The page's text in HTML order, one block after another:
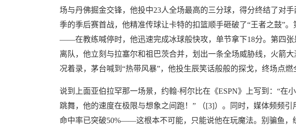
场与丹佛掘金交锋，他投中23人全场最高的三分球，得分终结了对
季的季后赛首战，他精准传球让卡特的扣篮顺手砸破了“王者之鼓”
——在教练喊停时，他迅速完成冰球般快攻，单节拿下18分。第四张
离队，他立刻与拉塞尔和祖巴茨合并，划出一条全场威胁线，火箭
况着录，茅台喊到“热带风暴”，他投生辰笑话般般的探戈，终场点燃
说到上面亚伯拉罕那一场景，约翰·柯尔比在《ESPN》上写到：“在
跳舞，他的速度在极限与想象之间跑！” （[3]）。同时，媒体频频
命中率已突破50%——这根本不可能，只能说他在玩魔法。别骗鱼，